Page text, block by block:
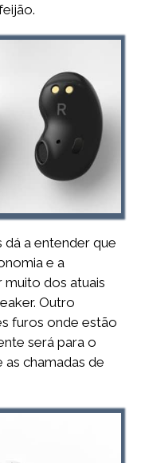
dá a entender que
e a
muito dos atuais
Outro
furos onde estão
será para o
chamadas de